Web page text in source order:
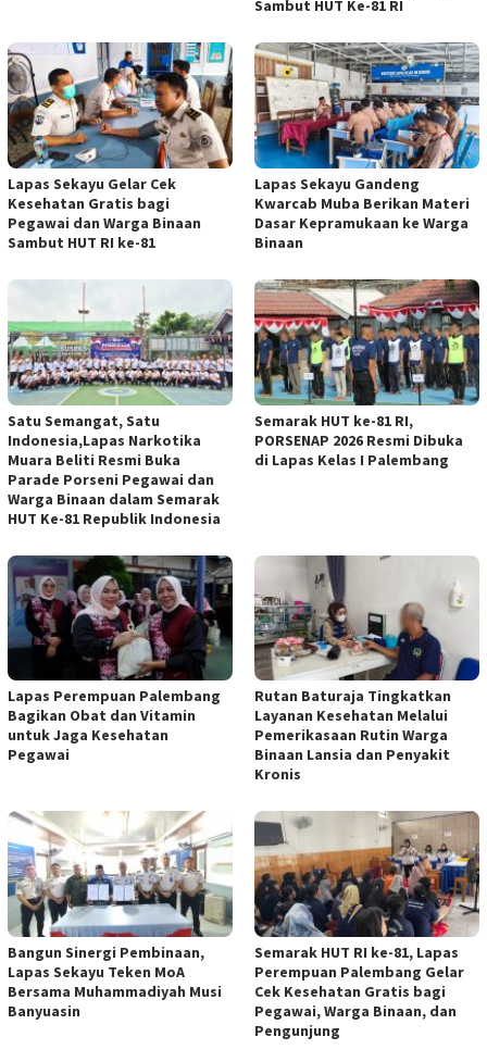
Sambut HUT Ke-81 RI
Lapas Sekayu Gelar Cek
Kesehatan Gratis bagi
Pegawai dan Warga Binaan
Sambut HUT RI ke-81
Lapas Sekayu Gandeng
Kwarcab Muba Berikan Materi
Dasar Kepramukaan ke Warga
Binaan
Satu Semangat, Satu
Indonesia,Lapas Narkotika
Muara Beliti Resmi Buka
Parade Porseni Pegawai dan
Warga Binaan dalam Semarak
HUT Ke-81 Republik Indonesia
Semarak HUT ke-81 RI,
PORSENAP 2026 Resmi Dibuka
di Lapas Kelas I Palembang
Lapas Perempuan Palembang
Bagikan Obat dan Vitamin
untuk Jaga Kesehatan
Pegawai
Rutan Baturaja Tingkatkan
Layanan Kesehatan Melalui
Pemerikasaan Rutin Warga
Binaan Lansia dan Penyakit
Kronis
Bangun Sinergi Pembinaan,
Lapas Sekayu Teken MoA
Bersama Muhammadiyah Musi
Banyuasin
Semarak HUT RI ke-81, Lapas
Perempuan Palembang Gelar
Cek Kesehatan Gratis bagi
Pegawai, Warga Binaan, dan
Pengunjung